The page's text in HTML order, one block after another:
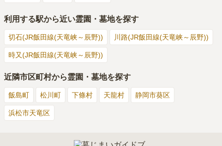
利用する駅から近い霊園・墓地を探す
切石(JR飯田線(天竜峡～辰野)) 川路(JR飯田線(天竜峡～辰野))
時又(JR飯田線(天竜峡～辰野))
近隣市区町村から霊園・墓地を探す
飯島町 松川町 下條村 天龍村 静岡市葵区
浜松市天竜区